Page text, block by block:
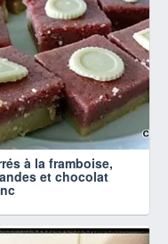
à la framboise,
et chocolat